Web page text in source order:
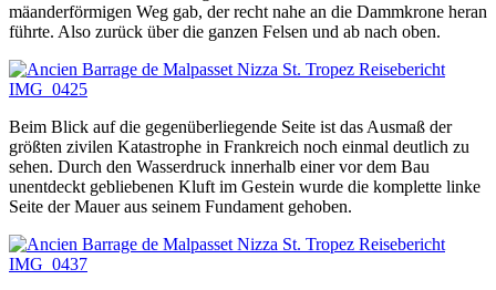
mäanderförmigen Weg gab, der recht nahe an die Dammkrone heran
führte. Also zurück über die ganzen Felsen und ab nach oben.
Beim Blick auf die gegenüberliegende Seite ist das Ausmaß der
größten zivilen Katastrophe in Frankreich noch einmal deutlich zu
sehen. Durch den Wasserdruck innerhalb einer vor dem Bau
unentdeckt gebliebenen Kluft im Gestein wurde die komplette linke
Seite der Mauer aus seinem Fundament gehoben.